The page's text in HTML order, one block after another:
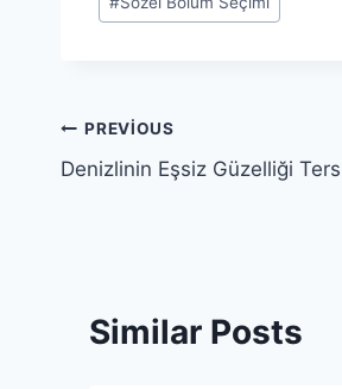
Yazı
gezinmesi
PREVIOUS
Denizlinin Eşsiz Güzelliği
Similar Posts